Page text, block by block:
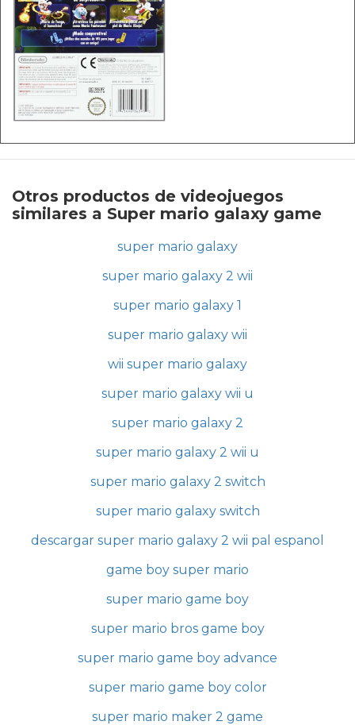
Otros productos de videojuegos
similares a Super mario galaxy game
super mario galaxy
super mario galaxy 2 wii
super mario galaxy 1
super mario galaxy wii
wii super mario galaxy
super mario galaxy wii u
super mario galaxy 2
super mario galaxy 2 wii u
super mario galaxy 2 switch
super mario galaxy switch
descargar super mario galaxy 2 wii pal espanol
game boy super mario
super mario game boy
super mario bros game boy
super mario game boy advance
super mario game boy color
super mario maker 2 game